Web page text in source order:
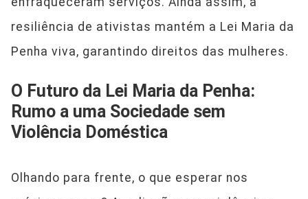
resiliência de ativistas mantém a Lei Maria da
Penha viva, garantindo direitos das mulheres.
O Futuro da Lei Maria da Penha:
Rumo a uma Sociedade sem
Violência Doméstica
Olhando para frente, o que esperar nos